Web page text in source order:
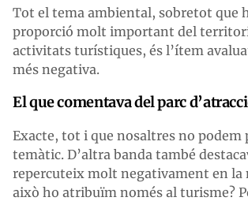
Tot el tema ambiental, sobretot que
proporció molt important del
activitats turístiques, és l’ítem
més negativa.
El que comentava del parc
Exacte, tot i que nosaltres no podem
temàtic. D’altra banda també
repercuteix molt negativament en
això ho atribuïm només al turisme?